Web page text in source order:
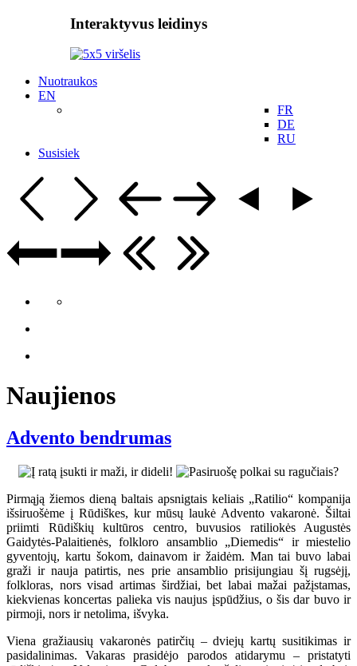
Interaktyvus leidinys
Nuotraukos
EN
FR
DE
RU
Susisiek
Naujienos
Advento bendrumas
Pirmąją žiemos dieną baltais apsnigtais keliais „Ratilio“ kompanija
išsiruošėme į Rūdiškes, kur mūsų laukė Advento vakaronė. Šiltai
priimti Rūdiškių kultūros centro, buvusios ratiliokės Augustės
Gaidytės-Palaitienės, folkloro ansamblio „Diemedis“ ir miestelio
gyventojų, kartu šokom, dainavom ir žaidėm. Man tai buvo labai
graži ir nauja patirtis, nes prie ansamblio prisijungiau šį rugsėjį,
folkloras, nors visad artimas širdžiai, bet labai mažai pažįstamas,
kiekvienas koncertas palieka vis naujus įspūdžius, o šis dar buvo ir
pirmoji, nors ir netolima, išvyka.
Viena gražiausių vakaronės patirčių – dviejų kartų susitikimas ir
pasidalinimas. Vakaras prasidėjo parodos atidarymu – pristatyti